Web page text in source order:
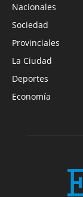
Nacionales
Sociedad
Provinciales
La Ciudad
Deportes
Economía